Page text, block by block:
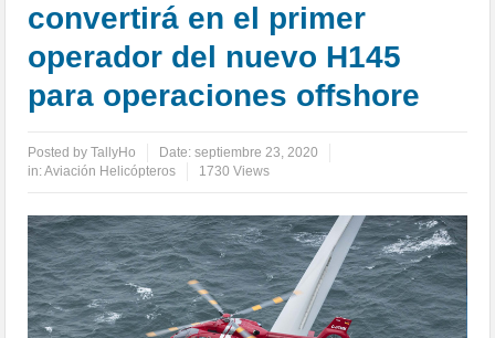
convertirá en el primer
operador del nuevo H145
para operaciones offshore
Posted byTallyHo Date:septiembre 23, 2020
in:Aviación Helicópteros 1730 Views